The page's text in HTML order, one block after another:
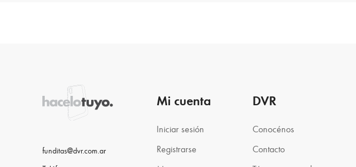
funditas@dvr.com.ar
Mi cuenta
Iniciar sesión
Registrarse
DVR
Conocénos
Contacto